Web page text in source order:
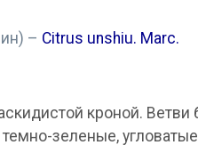
– Citrus unshiu. Marc.
кроной.
зеленые,